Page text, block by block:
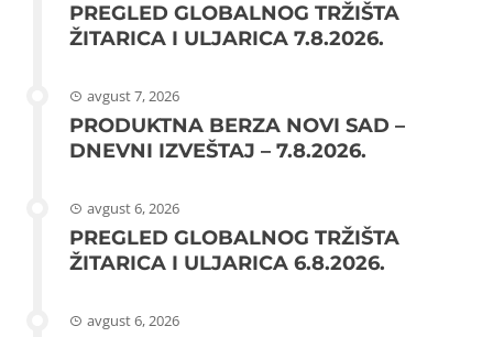
PREGLED GLOBALNOG TRŽIŠTA
ŽITARICA I ULJARICA 7.8.2026.
avgust 7, 2026
PRODUKTNA BERZA NOVI SAD –
DNEVNI IZVEŠTAJ – 7.8.2026.
avgust 6, 2026
PREGLED GLOBALNOG TRŽIŠTA
ŽITARICA I ULJARICA 6.8.2026.
avgust 6, 2026